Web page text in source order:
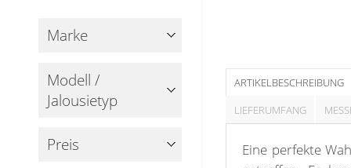
Messanleitung
Schlaufenschals
Ösenschals
Fliegengitter
Kissen
Tischdecke
Fensterbilder
Marke
Modell /
Jalousietyp
Preis
ARTIKELBESCHREIBUNG
LIEFERUMFANG
Eine perfekte